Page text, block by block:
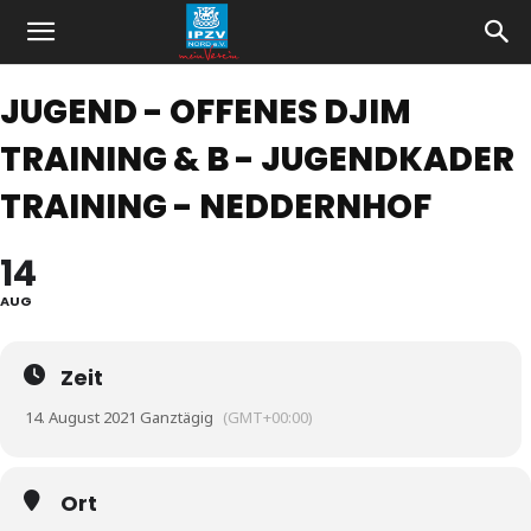
JUGEND - OFFENES DJIM
TRAINING & B - JUGENDKADER
TRAINING - NEDDERNHOF
14
AUG
Zeit
14. August 2021 Ganztägig (GMT+00:00)
Ort